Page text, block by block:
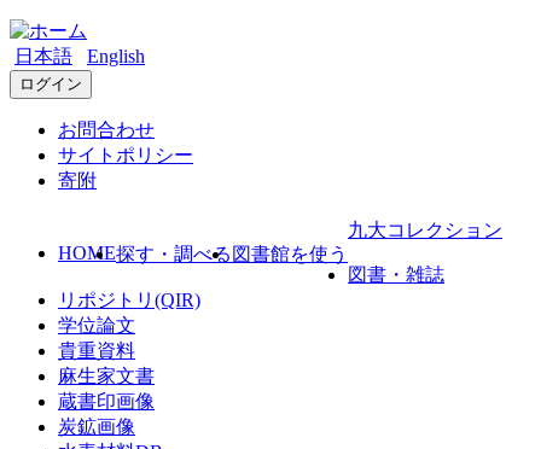
日本語 English
ログイン
お問合わせ
サイトポリシー
寄附
HOME探す・調べる 図書館を使う
九大コレクション
図書・雑誌
リポジトリ(QIR)
学位論文
貴重資料
麻生家文書
蔵書印画像
炭鉱画像